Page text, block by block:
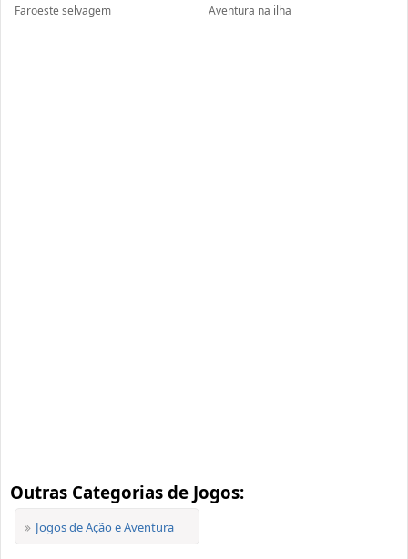
Faroeste selvagem Aventura na ilha
Outras Categorias de Jogos:
Jogos de Ação e Aventura